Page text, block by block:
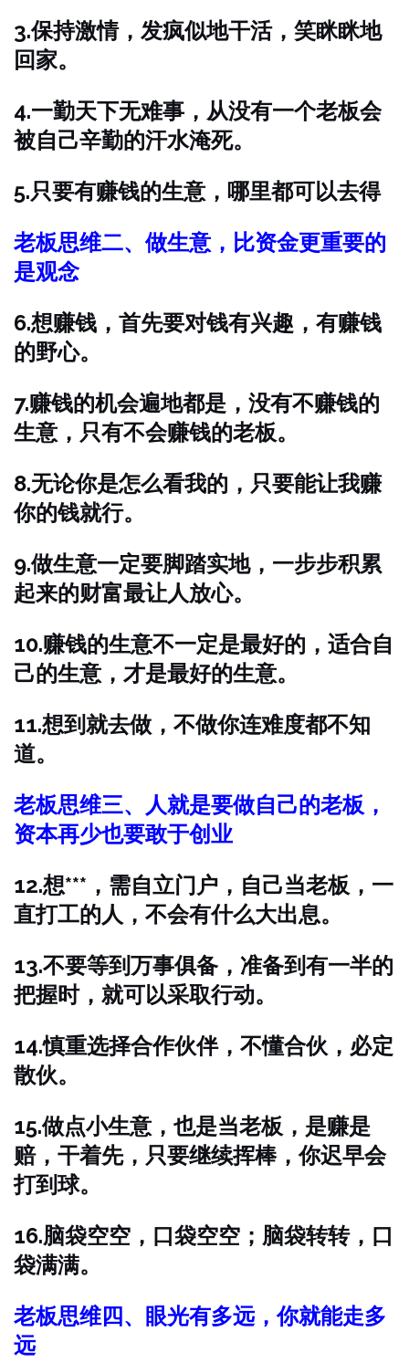
3.保持激情，发疯似地干活，笑眯眯地
回家。
4.一勤天下无难事，从没有一个老板会
被自己辛勤的汗水淹死。
5.只要有赚钱的生意，哪里都可以去得
老板思维二、做生意，比资金更重要的
是观念
6.想赚钱，首先要对钱有兴趣，有赚钱
的野心。
7.赚钱的机会遍地都是，没有不赚钱的
生意，只有不会赚钱的老板。
8.无论你是怎么看我的，只要能让我赚
你的钱就行。
9.做生意一定要脚踏实地，一步步积累
起来的财富最让人放心。
10.赚钱的生意不一定是最好的，适合自
己的生意，才是最好的生意。
11.想到就去做，不做你连难度都不知
道。
老板思维三、人就是要做自己的老板，
资本再少也要敢于创业
12.想***，需自立门户，自己当老板，一
直打工的人，不会有什么大出息。
13.不要等到万事俱备，准备到有一半的
把握时，就可以采取行动。
14.慎重选择合作伙伴，不懂合伙，必定
散伙。
15.做点小生意，也是当老板，是赚是
赔，干着先，只要继续挥棒，你迟早会
打到球。
16.脑袋空空，口袋空空；脑袋转转，口
袋满满。
老板思维四、眼光有多远，你就能走多
远